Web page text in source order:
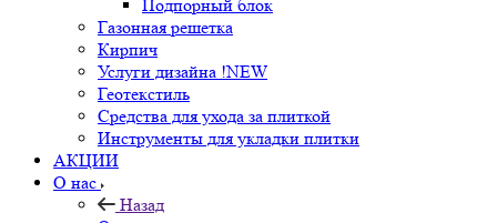
Подпорный блок
Газонная решетка
Кирпич
Услуги дизайна !NEW
Геотекстиль
Средства для ухода за плиткой
Инструменты для укладки плитки
АКЦИИ
О нас
Назад